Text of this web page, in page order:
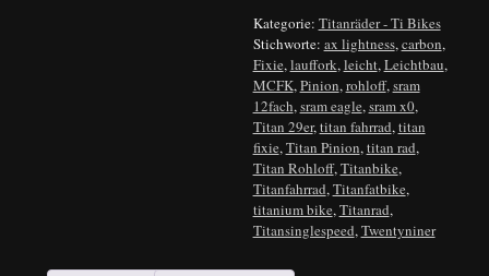
Kategorie: Titanräder - Ti Bikes
Stichworte: ax lightness,carbon,
Fixie,lauffork,leicht,Leichtbau,
MCFK,Pinion,rohloff,sram
12fach,sram eagle,sram x0,
Titan 29er,titan fahrrad,titan
fixie,Titan Pinion,titan rad,
Titan Rohloff,Titanbike,
Titanfahrrad,Titanfatbike,
titanium bike,Titanrad,
Titansinglespeed,Twentyniner